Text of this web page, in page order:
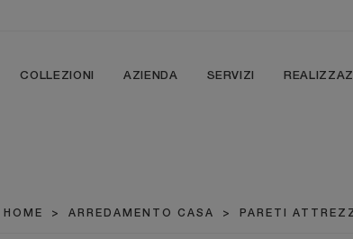
COLLEZIONI AZIENDA SERVIZI
HOME > ARREDAMENTO CASA > PARETI